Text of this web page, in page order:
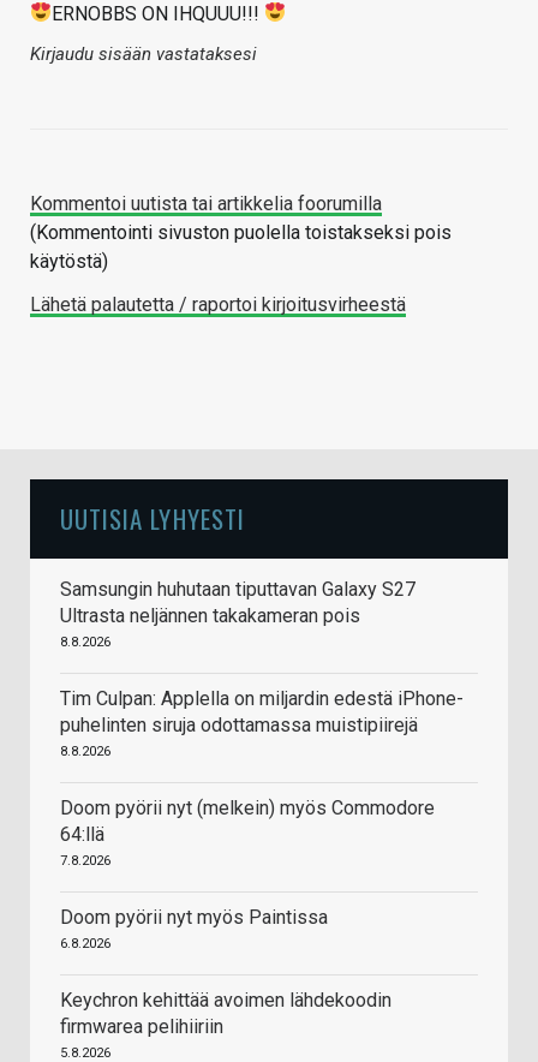
ERNOBBS ON IHQUUU!!!
Kirjaudu sisään vastataksesi
Kommentoi uutista tai artikkelia foorumilla
(Kommentointi sivuston puolella toistakseksi pois
käytöstä)
Lähetä palautetta / raportoi kirjoitusvirheestä
UUTISIA LYHYESTI
Samsungin huhutaan tiputtavan Galaxy S27
Ultrasta neljännen takakameran pois
8.8.2026
Tim Culpan: Applella on miljardin edestä iPhone-
puhelinten siruja odottamassa muistipiirejä
8.8.2026
Doom pyörii nyt (melkein) myös Commodore
64:llä
7.8.2026
Doom pyörii nyt myös Paintissa
6.8.2026
Keychron kehittää avoimen lähdekoodin
firmwarea pelihiiriin
5.8.2026